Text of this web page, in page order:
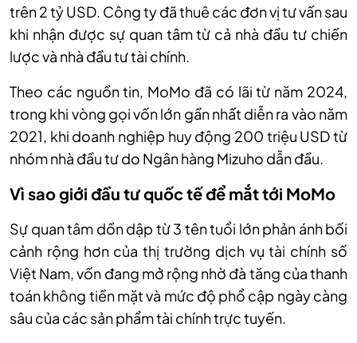
trên 2 tỷ USD. Công ty đã thuê các đơn vị tư vấn sau
khi nhận được sự quan tâm từ cả nhà đầu tư chiến
lược và nhà đầu tư tài chính.
Theo các nguồn tin, MoMo đã có lãi từ năm 2024,
trong khi vòng gọi vốn lớn gần nhất diễn ra vào năm
2021, khi doanh nghiệp huy động 200 triệu USD từ
nhóm nhà đầu tư do Ngân hàng Mizuho dẫn đầu.
Vì sao giới đầu tư quốc tế để mắt tới MoMo
Sự quan tâm dồn dập từ 3 tên tuổi lớn phản ánh bối
cảnh rộng hơn của thị trường dịch vụ tài chính số
Việt Nam, vốn đang mở rộng nhờ đà tăng của thanh
toán không tiền mặt và mức độ phổ cập ngày càng
sâu của các sản phẩm tài chính trực tuyến.